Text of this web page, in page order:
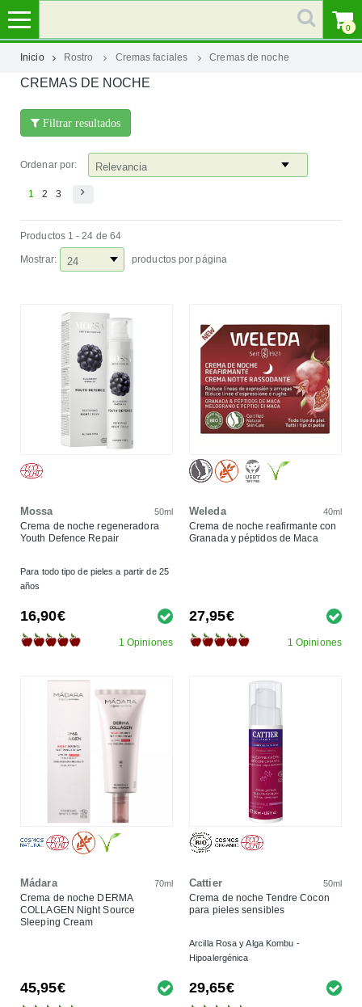
MI
CATEGORÍAS
AYUDA
0
Inicio Rostro Cremas faciales Cremas de noche
CREMAS DE NOCHE
Filtrar resultados
Ordenar por:
1 2 3
Productos 1 - 24 de 64
Mostrar: productos por página
Mossa 50ml
Crema de noche regeneradora
Youth Defence Repair
Para todo tipo de pieles a partir de 25
años
16,90€
1 Opiniones
Weleda 40ml
Crema de noche reafirmante con
Granada y péptidos de Maca
27,95€
1 Opiniones
Mádara 70ml
Crema de noche DERMA
COLLAGEN Night Source
Sleeping Cream
45,95€
Cattier 50ml
Crema de noche Tendre Cocon
para pieles sensibles
Arcilla Rosa y Alga Kombu -
Hipoalergénica
29,65€